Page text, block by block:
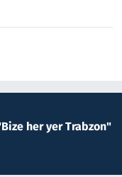
her yer Trabzon"